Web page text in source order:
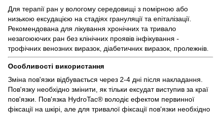
Для терапії ран у вологому середовищі з помірною або
низькою ексудацією на стадіях грануляції та епіталізації.
Рекомендована для лікування хронічних та тривало
незагоюючих ран без клінічних проявів інфікування -
трофічних венозних виразок, діабетичних виразок, пролежнів.
Особливості використання
Зміна пов'язки відбувається через 2-4 дні після накладання.
Пов'язку необхідно змінити, як тільки ексудат виступив за краї
пов'язки. Пов'язка HydroTac® володіє ефектом первинної
фіксації на шкірі, але для тривалої фіксації пов'язки необхідно